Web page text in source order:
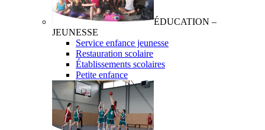
ÉDUCATION –
JEUNESSE
Service enfance jeunesse
Restauration scolaire
Établissements scolaires
Petite enfance